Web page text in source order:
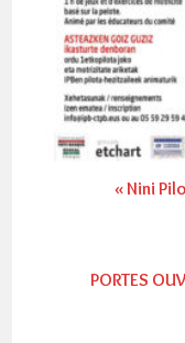
« Nini
PORTES